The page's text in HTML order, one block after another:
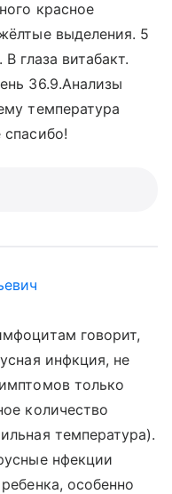
красное
выделения. 5
глаза витабакт.
36.9.Анализы
температура
спасибо!
говорит,
инфкция, не
только
количество
температура).
нфекции
особенно